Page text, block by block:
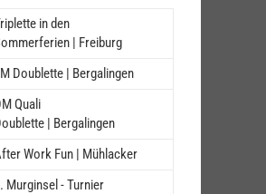
in den
| Freiburg
Doublette | Bergalingen
Quali
| Bergalingen
Work Fun | Mühlacker
Murginsel - Turnier